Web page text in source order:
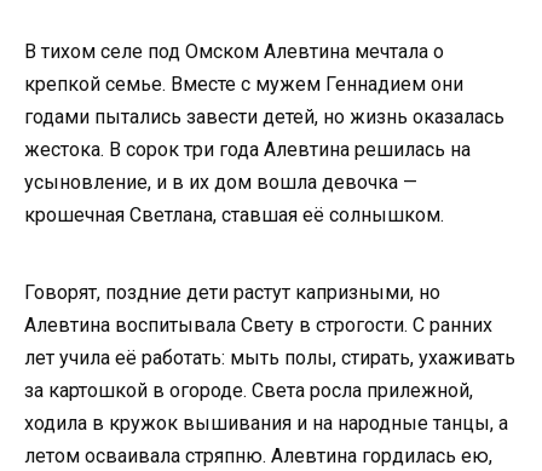
В тихом селе под Омском Алевтина мечтала о
крепкой семье. Вместе с мужем Геннадием они
годами пытались завести детей, но жизнь оказалась
жестока. В сорок три года Алевтина решилась на
усыновление, и в их дом вошла девочка —
крошечная Светлана, ставшая её солнышком.
Говорят, поздние дети растут капризными, но
Алевтина воспитывала Свету в строгости. С ранних
лет учила её работать: мыть полы, стирать, ухаживать
за картошкой в огороде. Света росла прилежной,
ходила в кружок вышивания и на народные танцы, а
летом осваивала стряпню. Алевтина гордилась ею,